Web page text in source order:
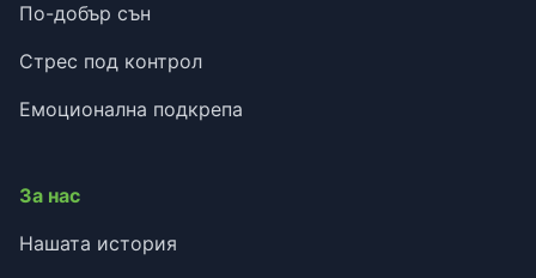
По-добър сън
Стрес под контрол
Емоционална подкрепа
За нас
Нашата история